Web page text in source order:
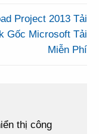
Project 2013 Tải
Gốc Microsoft Tải
Miễn Phí
thị công